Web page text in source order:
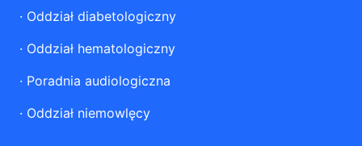
· Oddział diabetologiczny
· Oddział hematologiczny
· Poradnia audiologiczna
· Oddział niemowlęcy